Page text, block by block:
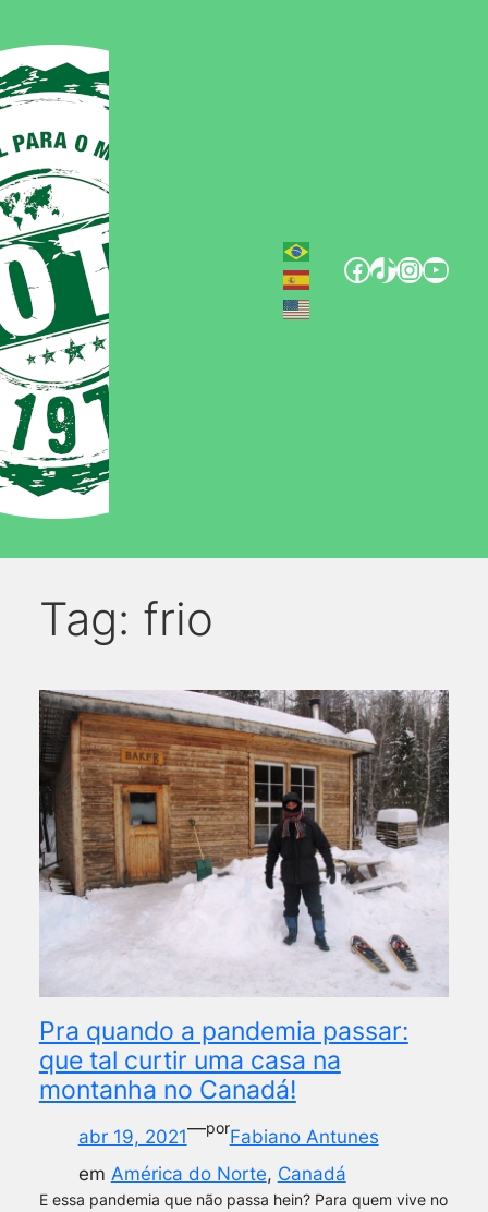
Tag: frio
Pra quando a pandemia passar:
que tal curtir uma casa na
montanha no Canadá!
abr 19, 2021—porFabiano Antunes
em América do Norte, Canadá
E essa pandemia que não passa hein? Para quem vive no